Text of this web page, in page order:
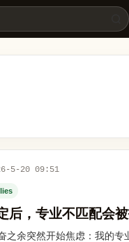
5-20 09:51
后，专业不匹配会
之余突然开始焦虑：我的